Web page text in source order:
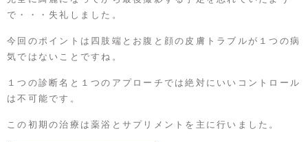
で・・・失礼しました。
今回のポイントは四肢端とお腹と顔の皮膚トラブルが１つの病
気ではないことですね。
１つの診断名と１つのアプローチでは絶対にいいコントロール
は不可能です。
この初期の治療は薬浴とサプリメントを主に行いました。